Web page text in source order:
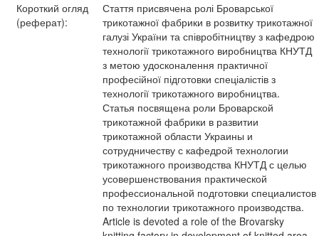
Короткий огляд
(реферат):
Стаття присвячена ролі Броварської
трикотажної фабрики в розвитку трикотажної
галузі України та співробітництву з кафедрою
технології трикотажного виробництва КНУТД
з метою удосконалення практичної
професійної підготовки спеціалістів з
технології трикотажного виробництва.
Статья посвящена роли Броварской
трикотажной фабрики в развитии
трикотажной области Украины и
сотрудничеству с кафедрой технологии
трикотажного производства КНУТД с целью
усовершенствования практической
профессиональной подготовки специалистов
по технологии трикотажного производства.
Article is devoted a role of the Brovarsky